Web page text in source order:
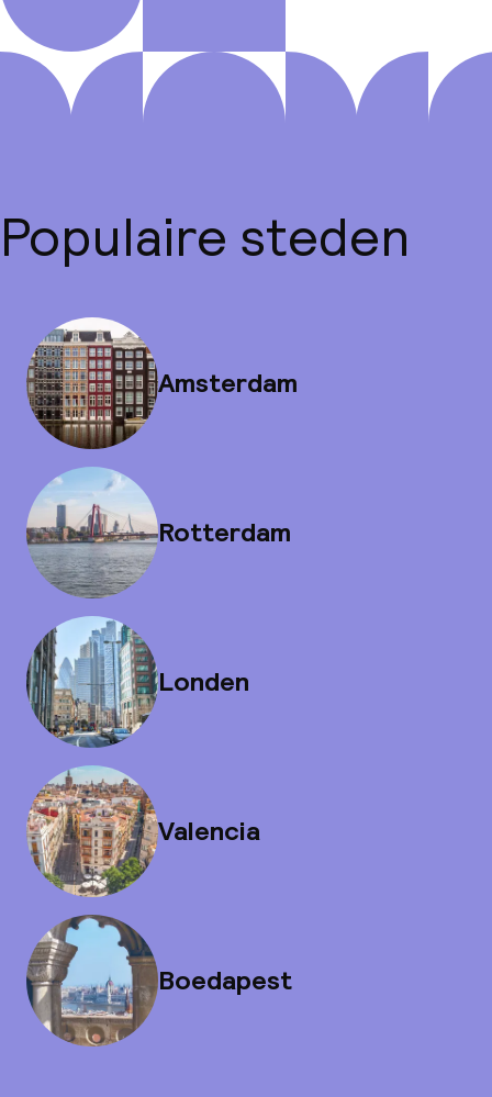
Populaire steden
Amsterdam
Rotterdam
Londen
Valencia
Boedapest